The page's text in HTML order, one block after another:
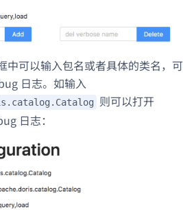
中可以输入包名或者具体的类名，可
日志。如输入
则可以打开
日志：